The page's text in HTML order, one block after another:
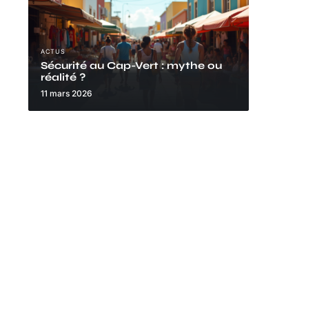
ACTUS
Sécurité au Cap-Vert : mythe ou
réalité ?
11 mars 2026